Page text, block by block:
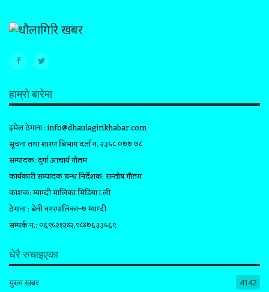
हाम्रो बारेमा
इमेल ठेगाना :info@dhaulagirikhabar.com
सूचना तथा प्रशारण बिभाग दर्ता न. २३५८ ०७७ ७८
सम्पादक: दुर्गा आचार्य गौतम
कार्यकारी सम्पादक प्रबन्ध निर्देशक: सन्तोष गौतम
प्रकाशक: म्याग्दी मालिका मिडिया प्रा.ली
ठेगाना : बेनी नगरपालिका–७ म्याग्दी
सम्पर्क न.: ०६९५२१२४२,९८४७६३३५६९
धेरै रुचाइएका
मुख्य खबर 4142